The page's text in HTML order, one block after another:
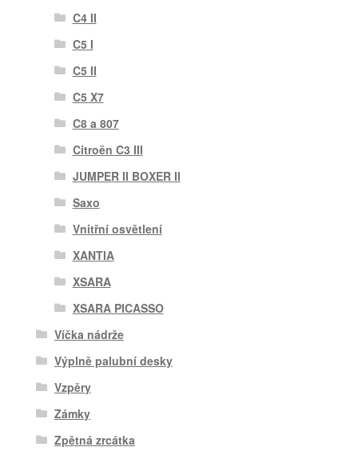
C4 II
C5 I
C5 II
C5 X7
C8 a 807
Citroën C3 III
JUMPER II BOXER II
Saxo
Vnitřní osvětlení
XANTIA
XSARA
XSARA PICASSO
Víčka nádrže
Výplně palubní desky
Vzpěry
Zámky
Zpětná zrcátka